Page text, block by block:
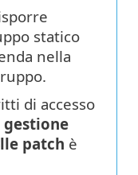
statico
nella
di accesso
gestione
patch è